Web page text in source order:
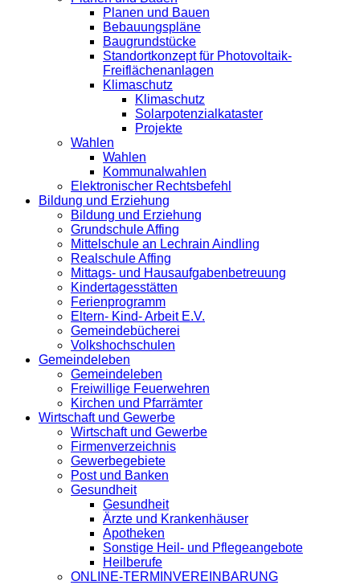
Planen und Bauen
Bebauungspläne
Baugrundstücke
Standortkonzept für Photovoltaik-
Freiflächenanlagen
Klimaschutz
Klimaschutz
Solarpotenzialkataster
Projekte
Wahlen
Wahlen
Kommunalwahlen
Elektronischer Rechtsbefehl
Bildung und Erziehung
Bildung und Erziehung
Grundschule Affing
Mittelschule an Lechrain Aindling
Realschule Affing
Mittags- und Hausaufgabenbetreuung
Kindertagesstätten
Ferienprogramm
Eltern- Kind- Arbeit E.V.
Gemeindebücherei
Volkshochschulen
Gemeindeleben
Gemeindeleben
Freiwillige Feuerwehren
Kirchen und Pfarrämter
Wirtschaft und Gewerbe
Wirtschaft und Gewerbe
Firmenverzeichnis
Gewerbegebiete
Post und Banken
Gesundheit
Gesundheit
Ärzte und Krankenhäuser
Apotheken
Sonstige Heil- und Pflegeangebote
Heilberufe
ONLINE-TERMINVEREINBARUNG